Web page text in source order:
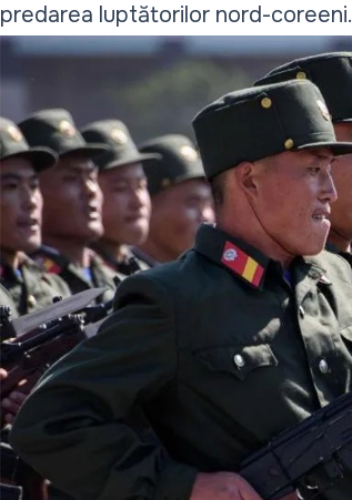
predarea luptătorilor nord-coreeni.